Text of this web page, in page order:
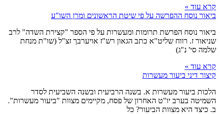
קרא עוד »
ביאור נוסח ההפרשה על פי שיטת הראשונים ומרן השו"ע
ביאור נוסח הפרשת תרומות ומעשרות על פי הספר "קצירת השדה" לרב
שניאור ז. רווח שליט"א כתב הגאון רש"ז אויערבך זצ"ל (שו"ת מנחת
שלמה סי' נ"ג)
קרא עוד »
קיצור דיני ביעור מעשרות
הלכות ביעור מעשרות א. בשנה הרביעית ובשנה השביעית לסדר
השמיטה בערב יו"ט האחרון של פסח, מקיימים מצוות "ביעור מעשרות".
ב. כיצד היא מצוות הביעור? כל